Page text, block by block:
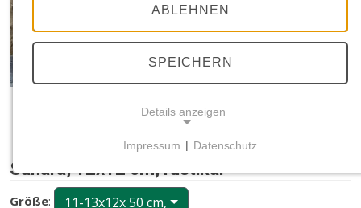
Sahara, 12x12 cm, rustikal
Größe: 11-13x12x 50 cm,
ABLEHNEN
SPEICHERN
Details anzeigen
Notwendige Cookies ermöglichen grundlegende
Funktionen und sind für die einwandfreie Funktion
Impressum | Datenschutz